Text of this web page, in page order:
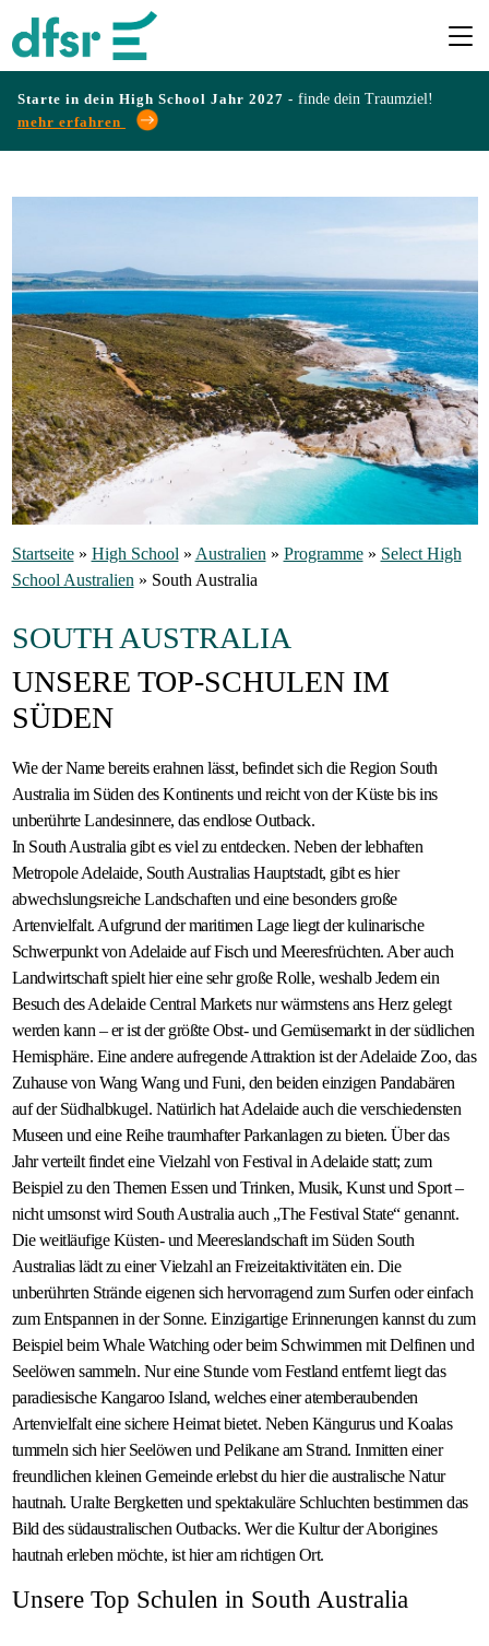
Starte in dein High School Jahr 2027 - finde dein Traumziel!
mehr erfahren
Infos
&
Erfahrungen
Preise
Gastfamilie
werden
Startseite» High School» Australien» Programme» Select High
School Australien» South Australia
SOUTH AUSTRALIA
UNSERE TOP-SCHULEN IM
SÜDEN
Wie der Name bereits erahnen lässt, befindet sich die Region South
Australia im Süden des Kontinents und reicht von der Küste bis ins
unberührte Landesinnere, das endlose Outback.
In South Australia gibt es viel zu entdecken. Neben der lebhaften
Metropole Adelaide, South Australias Hauptstadt, gibt es hier
abwechslungsreiche Landschaften und eine besonders große
Artenvielfalt. Aufgrund der maritimen Lage liegt der kulinarische
Schwerpunkt von Adelaide auf Fisch und Meeresfrüchten. Aber auch
Landwirtschaft spielt hier eine sehr große Rolle, weshalb Jedem ein
Besuch des Adelaide Central Markets nur wärmstens ans Herz gelegt
werden kann – er ist der größte Obst- und Gemüsemarkt in der südlichen
Hemisphäre. Eine andere aufregende Attraktion ist der Adelaide Zoo, das
Zuhause von Wang Wang und Funi, den beiden einzigen Pandabären
auf der Südhalbkugel. Natürlich hat Adelaide auch die verschiedensten
Museen und eine Reihe traumhafter Parkanlagen zu bieten. Über das
Jahr verteilt findet eine Vielzahl von Festival in Adelaide statt; zum
Beispiel zu den Themen Essen und Trinken, Musik, Kunst und Sport –
nicht umsonst wird South Australia auch „The Festival State“ genannt.
Die weitläufige Küsten- und Meereslandschaft im Süden South
Australias lädt zu einer Vielzahl an Freizeitaktivitäten ein. Die
unberührten Strände eigenen sich hervorragend zum Surfen oder einfach
zum Entspannen in der Sonne. Einzigartige Erinnerungen kannst du zum
Beispiel beim Whale Watching oder beim Schwimmen mit Delfinen und
Seelöwen sammeln. Nur eine Stunde vom Festland entfernt liegt das
paradiesische Kangaroo Island, welches einer atemberaubenden
Artenvielfalt eine sichere Heimat bietet. Neben Kängurus und Koalas
tummeln sich hier Seelöwen und Pelikane am Strand. Inmitten einer
freundlichen kleinen Gemeinde erlebst du hier die australische Natur
hautnah. Uralte Bergketten und spektakuläre Schluchten bestimmen das
Bild des südaustralischen Outbacks. Wer die Kultur der Aborigines
hautnah erleben möchte, ist hier am richtigen Ort.
Unsere Top Schulen in South Australia